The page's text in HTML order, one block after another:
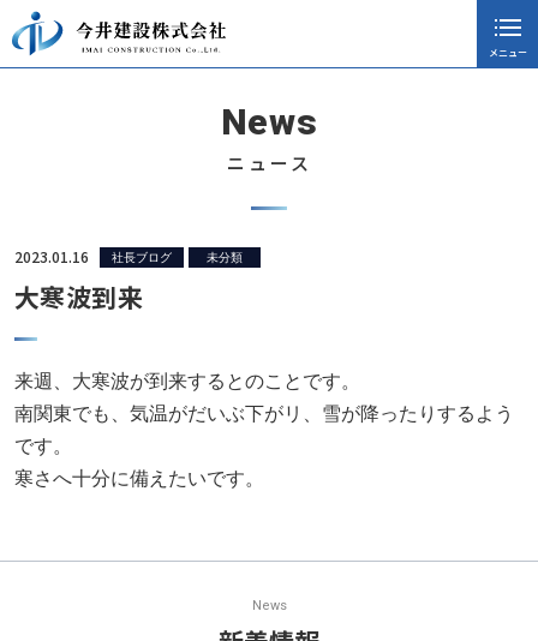
メニュー
閉じる
施工実績
ニュース
社長ブログ
お知らせ
ニュース発刊
News
ニュース
2023.01.16 社長ブログ 未分類
大寒波到来
来週、大寒波が到来するとのことです。
南関東でも、気温がだいぶ下がリ、雪が降ったりするよう
です。
寒さへ十分に備えたいです。
News